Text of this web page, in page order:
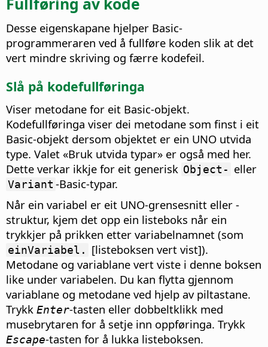
Desse eigenskapane hjelper Basic-
programmeraren ved å fullføre koden slik at det
vert mindre skriving og færre kodefeil.
Slå på kodefullføringa
Viser metodane for eit Basic-objekt.
Kodefullføringa viser dei metodane som finst i eit
Basic-objekt dersom objektet er ein UNO utvida
type. Valet «Bruk utvida typar» er også med her.
Dette verkar ikkje for eit generisk Object- eller
Variant -Basic-typar.
Når ein variabel er eit UNO-grensesnitt eller -
struktur, kjem det opp ein listeboks når ein
trykkjer på prikken etter variabelnamnet (som
einVariabel.
[listeboksen vert vist]).
Metodane og variablane vert viste i denne boksen
like under variabelen. Du kan flytta gjennom
variablane og metodane ved hjelp av piltastane.
Trykk Enter-tasten eller dobbeltklikk med
musebrytaren for å setje inn oppføringa. Trykk
Escape-tasten for å lukka listeboksen.